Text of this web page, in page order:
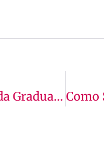
Segunda Graduação: O Que É, O Que Escolher E Mais!